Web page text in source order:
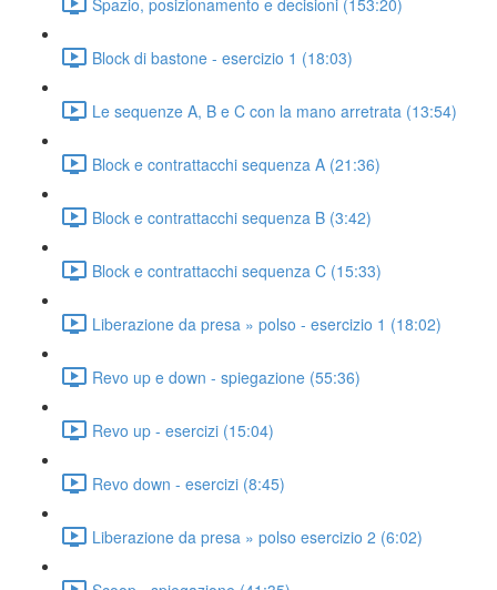
Block di bastone - esercizio 1 (18:03)
Le sequenze A, B e C con la mano arretrata (13:54)
Block e contrattacchi sequenza A (21:36)
Block e contrattacchi sequenza B (3:42)
Block e contrattacchi sequenza C (15:33)
Liberazione da presa » polso - esercizio 1 (18:02)
Revo up e down - spiegazione (55:36)
Revo up - esercizi (15:04)
Revo down - esercizi (8:45)
Liberazione da presa » polso esercizio 2 (6:02)